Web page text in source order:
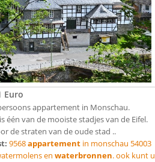
Euro
appartement in Monschau.
één van de mooiste stadjes van de Eifel.
de straten van de oude stad ..
9568appartement in monschau 54003
enwaterbronnen. ook kunt u